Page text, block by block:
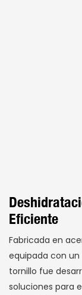
Eficiente
Fabricada en
equipada con un
tornillo fue
soluciones para